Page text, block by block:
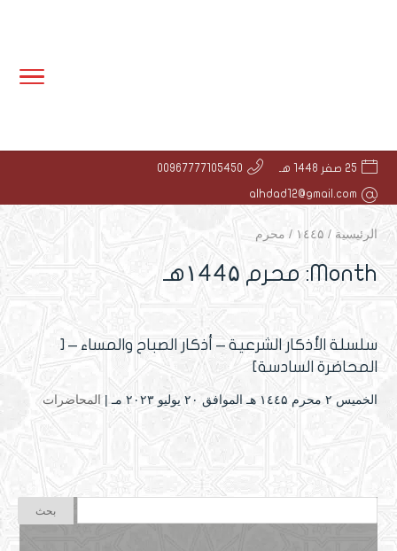
25 صفر 1448 هـ 00967777105450
alhdad12@gmail.com
الرئيسية / ۱٤٤۵ / محرم
Month: محرم ۱٤٤۵هـ
سلسلة الأذكار الشرعية – أذكار الصباح والمساء – [
المحاضرة السادسة]
الخميس ۲ محرم ۱٤٤۵ هـ الموافق ۲۰ يوليو ۲۰۲۳ مـ | المحاضرات